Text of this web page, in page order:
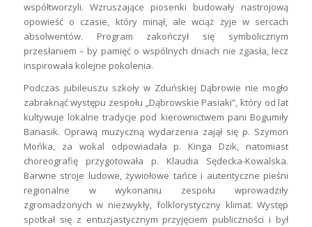
współtworzyli. Wzruszające piosenki budowały nastrojową
opowieść o czasie, który minął, ale wciąż żyje w sercach
absolwentów. Program zakończył się symbolicznym
przesłaniem – by pamięć o wspólnych dniach nie zgasła, lecz
inspirowała kolejne pokolenia.
Podczas jubileuszu szkoły w Zduńskiej Dąbrowie nie mogło
zabraknąć występu zespołu „Dąbrowskie Pasiaki”, który od lat
kultywuje lokalne tradycje pod kierownictwem pani Bogumiły
Banasik. Oprawą muzyczną wydarzenia zajął się p. Szymon
Mońka, za wokal odpowiadała p. Kinga Dzik, natomiast
choreografię przygotowała p. Klaudia Sędecka-Kowalska.
Barwne stroje ludowe, żywiołowe tańce i autentyczne pieśni
regionalne w wykonaniu zespołu wprowadziły
zgromadzonych w niezwykły, folklorystyczny klimat. Występ
spotkał się z entuzjastycznym przyjęciem publiczności i był